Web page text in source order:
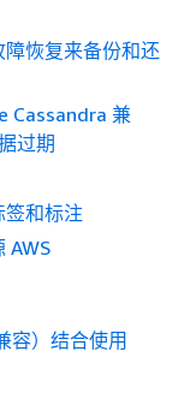
恢复来备份和还
Cassandra 兼
过期
签和标注
AWS
容）结合使用